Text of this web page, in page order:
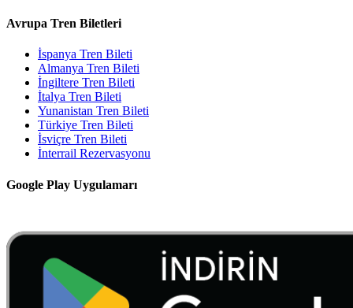
Avrupa Tren Biletleri
İspanya Tren Bileti
Almanya Tren Bileti
İngiltere Tren Bileti
İtalya Tren Bileti
Yunanistan Tren Bileti
Türkiye Tren Bileti
İsviçre Tren Bileti
İnterrail Rezervasyonu
Google Play Uygulamarı